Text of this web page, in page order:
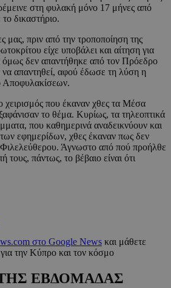
στη φυλακή μόνο 17 μήνες από
δικαστήριο.
πριν από την τροποποίηση της
είχε υποβάλει και αίτηση για
όμως δεν απαντήθηκε από τον Πρόεδρο
να απαντηθεί, αφού έδωσε τη λύση η
Αποφυλακίσεων.
χειρισμός που έκαναν χθες τα Μέσα
το θέμα. Κυρίως, τα τηλεοπτικά
που καθημερινά αναδεικνύουν και
εφημερίδων, χθες έκαναν πως δεν
Φιλελεύθερου. Άγνωστο από πού προήλθε
πάντως, το βέβαιο είναι ότι
στο Google News και μάθετε
για την Κύπρο και τον κόσμο
ΕΒΔΟΜΑΔΑΣ